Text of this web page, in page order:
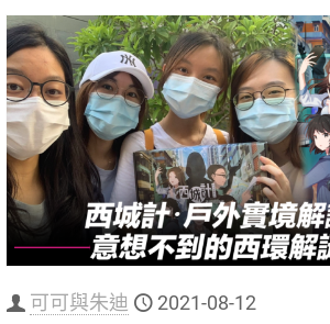
可可與朱迪 2021-08-12